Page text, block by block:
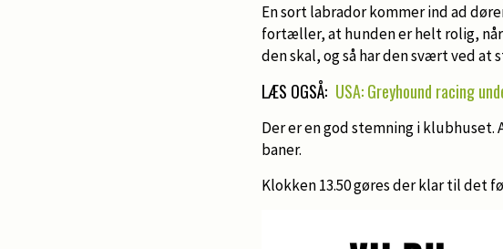
En sort labrador kommer ind ad
fortæller, at hunden er helt rolig,
den skal, og så har den svært ved at
LÆS OGSÅ: USA: Greyhound racing
Der er en god stemning i
baner.
Klokken 13.50 gøres der klar til det